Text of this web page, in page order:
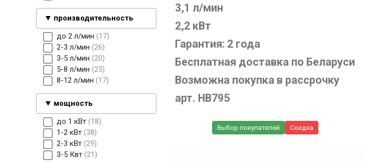
производительность
до 2 л/мин
17
2-3 л/мин 26
3-5 л/мин 20
5-8 л/мин 25
8-12 л/мин
17
мощность
до 1 кВт 18
1-2 кВт 38
2-3 кВт 29
3-5 Квт 21
3,1 л/мин
2,2 кВт
Гарантия: 2 года
Бесплатная доставка по Беларуси
Возможна покупка в рассрочку
арт. HB795
Выбор покупателей Скидка